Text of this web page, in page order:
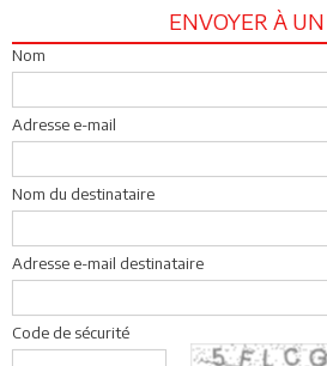
ENVOYER À
Nom
Adresse e-mail
Nom du destinataire
Adresse e-mail destinataire
Code de sécurité